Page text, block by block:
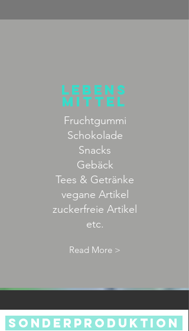
Lebens
mittel
Fruchtgummi
Schokolade
Snacks
Gebäck
Tees & Getränke
vegane Artikel
zuckerfreie Artikel
etc.
Read More >
sonderproduktion